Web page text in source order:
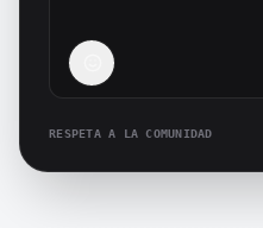
RESPETA A LA COMUNIDAD